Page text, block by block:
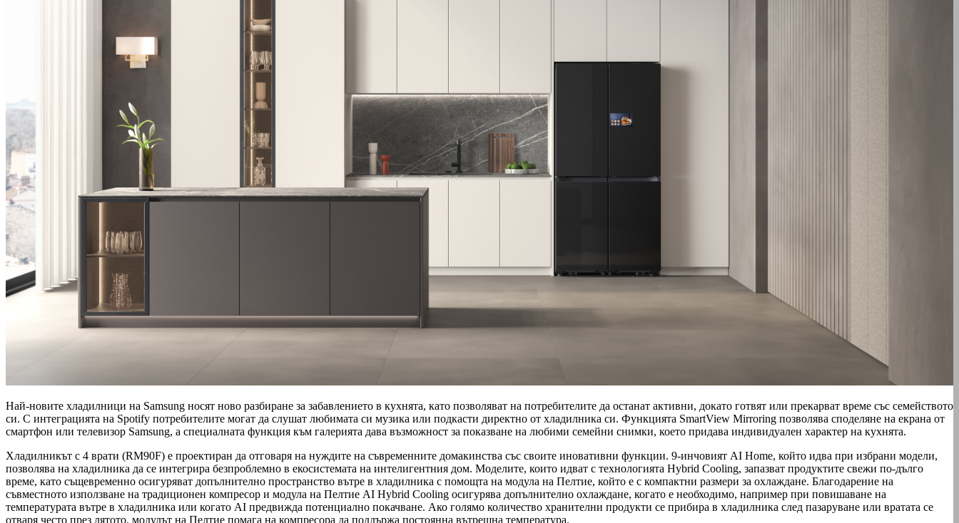
Най-новите хладилници на Samsung носят ново разбиране за забавлението в кухнята, като позволяват на потребителите да останат активни, докато готвят или прекарват време със семейството
си. С интеграцията на Spotify потребителите могат да слушат любимата си музика или подкасти директно от хладилника си. Функцията SmartView Mirroring позволява споделяне на екрана от
смартфон или телевизор Samsung, а специалната функция към галерията дава възможност за показване на любими семейни снимки, което придава индивидуален характер на кухнята.
Хладилникът с 4 врати (RM90F) е проектиран да отговаря на нуждите на съвременните домакинства със своите иновативни функции. 9-инчовият AI Home, който идва при избрани модели,
позволява на хладилника да се интегрира безпроблемно в екосистемата на интелигентния дом. Моделите, които идват с технологията Hybrid Cooling, запазват продуктите свежи по-дълго
време, като същевременно осигуряват допълнително пространство вътре в хладилника с помощта на модула на Пелтие, който е с компактни размери за охлаждане. Благодарение на
съвместното използване на традиционен компресор и модула на Пелтие AI Hybrid Cooling осигурява допълнително охлаждане, когато е необходимо, например при повишаване на
температурата вътре в хладилника или когато AI предвижда потенциално покачване. Ако голямо количество хранителни продукти се прибира в хладилника след пазаруване или вратата се
отваря често през лятото, модулът на Пелтие помага на компресора да поддържа постоянна вътрешна температура.